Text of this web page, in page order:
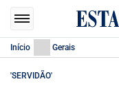
Início Gerais
'SERVIDÃO'